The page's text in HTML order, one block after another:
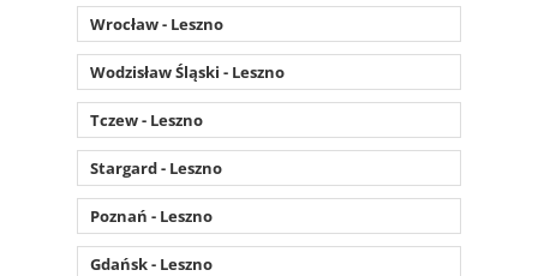
Wrocław - Leszno
Wodzisław Śląski - Leszno
Tczew - Leszno
Stargard - Leszno
Poznań - Leszno
Gdańsk - Leszno